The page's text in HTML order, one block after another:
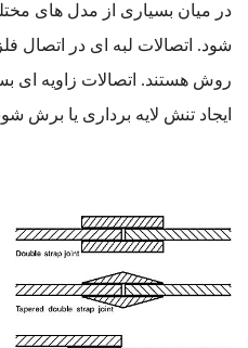
در میان بسیاری از مدل های
شود. اتصالات لبه ای در اتصال
روش هستند. اتصالات زاویه ای
ایجاد تنش لایه برداری یا برش